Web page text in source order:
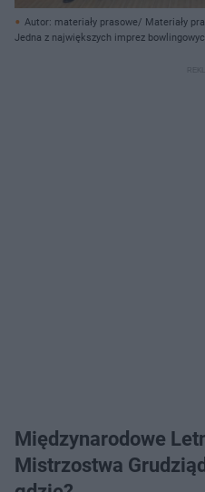
Autor: materiały prasowe/ Materiały
Jedna z największych imprez
Międzynarodowe
Mistrzostwa